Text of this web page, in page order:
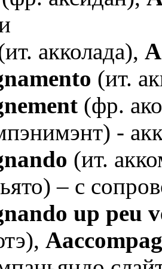
акколада),
(ит.
(фр.
-
(ит.
– с
up peu